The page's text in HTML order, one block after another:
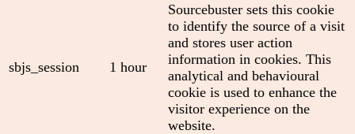
sbjs_session 1 hour
Sourcebuster sets this cookie
to identify the source of a visit
and stores user action
information in cookies. This
analytical and behavioural
cookie is used to enhance the
visitor experience on the
website.